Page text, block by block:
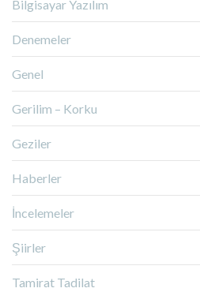
Bilgisayar Yazılım
Denemeler
Genel
Gerilim – Korku
Geziler
Haberler
İncelemeler
Şiirler
Tamirat Tadilat